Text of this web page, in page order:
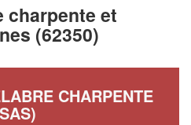
charpente et
(62350)
CHARPENTE
nouveaux clients